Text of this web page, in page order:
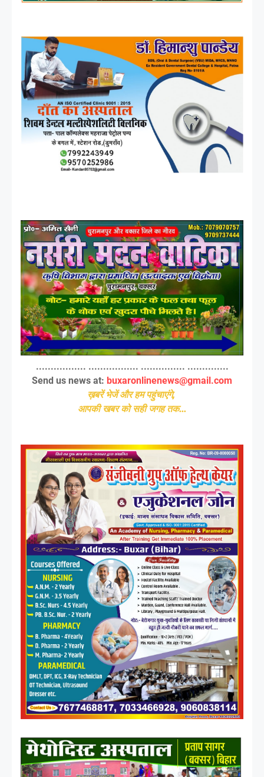
................. ................. ............... ..............
Send us news at: buxaronlinenews@gmail.com
ख़बरें भेजें और हम पहुंचाएंगे,
आपकी खबर को सही जगह तक...